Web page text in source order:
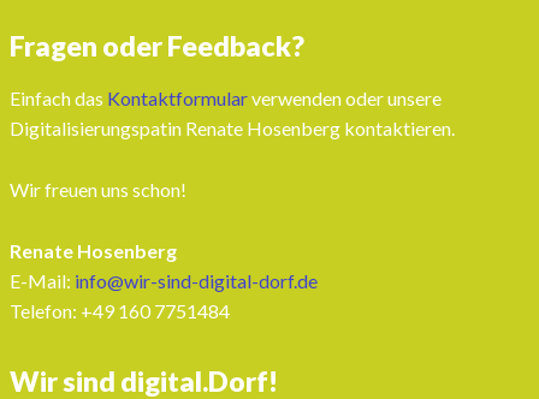
Fragen oder Feedback?
Einfach das Kontaktformularverwenden oder unsere
Digitalisierungspatin Renate Hosenberg kontaktieren.
Wir freuen uns schon!
Renate Hosenberg
E-Mail: info@wir-sind-digital-dorf.de
Telefon: ‭+49 160 7751484‬
Wir sind digital.Dorf!